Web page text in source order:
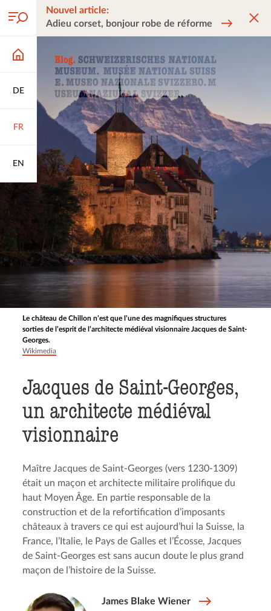
DE
FR
EN
Nouvel article:
Adieu corset, bonjour robe de réforme
Le château de Chillon n’est que l’une des magnifiques structures
sorties de l’esprit de l’architecte médiéval visionnaire Jacques de Saint-
Georges.
Wikimedia
Jacques de Saint-Georges,
un architecte médiéval
visionnaire
Maître Jacques de Saint-Georges (vers 1230-1309)
était un maçon et architecte militaire prolifique du
haut Moyen Âge. En partie responsable de la
construction et de la refortification d’imposants
châteaux à travers ce qui est aujourd’hui la Suisse, la
France, l’Italie, le Pays de Galles et l’Écosse, Jacques
de Saint-Georges est sans aucun doute le plus grand
maçon de l’histoire de la Suisse.
James Blake Wiener